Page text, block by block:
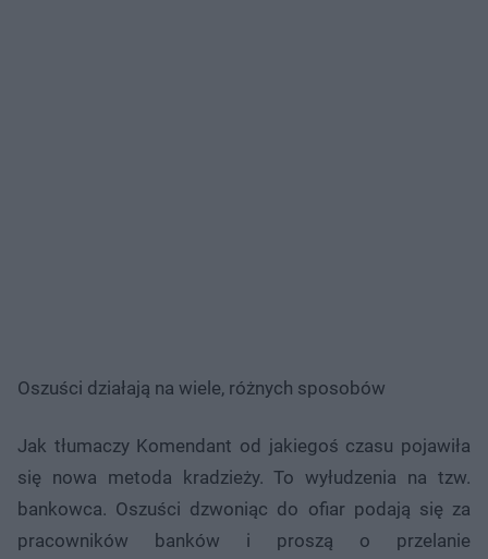
Oszuści działają na wiele, różnych sposobów
Jak tłumaczy Komendant od jakiegoś czasu pojawiła
się nowa metoda kradzieży. To wyłudzenia na tzw.
bankowca. Oszuści dzwoniąc do ofiar podają się za
pracowników banków i proszą o przelanie